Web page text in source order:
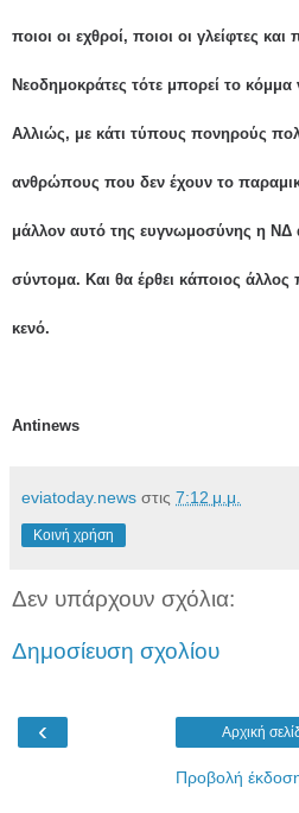
ποιοι οι εχθροί, ποιοι οι γλείφτες και
Νεοδημοκράτες τότε μπορεί το
Αλλιώς, με κάτι τύπους πονηρούς
ανθρώπους που δεν έχουν το
μάλλον αυτό της ευγνωμοσύνης η ΝΔ
σύντομα. Και θα έρθει κάποιος άλλος
κενό.
Antinews
eviatoday.news στις 7:12 μ.μ.
Κοινή χρήση
Δεν υπάρχουν σχόλια:
Δημοσίευση σχολίου
‹ Αρχική
Προβολή